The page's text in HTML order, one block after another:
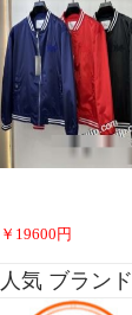
￥ 19600 円
人気 ブランド